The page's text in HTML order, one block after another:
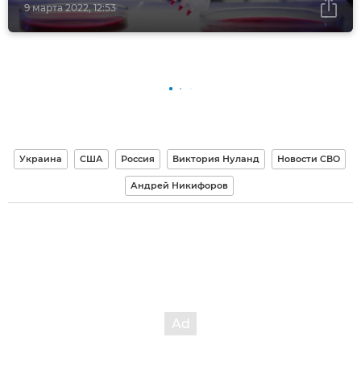
9 марта 2022, 12:53
Украина США Россия Виктория Нуланд Новости СВО
Андрей Никифоров